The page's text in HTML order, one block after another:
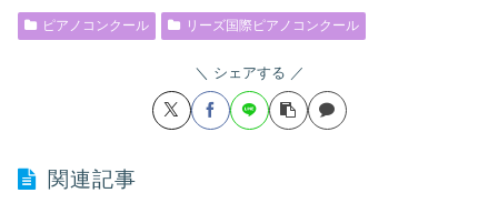
ピアノコンクール リーズ国際ピアノコンクール
シェアする
関連記事